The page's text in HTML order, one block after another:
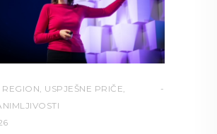
REGION USPJEŠNE PRIČE